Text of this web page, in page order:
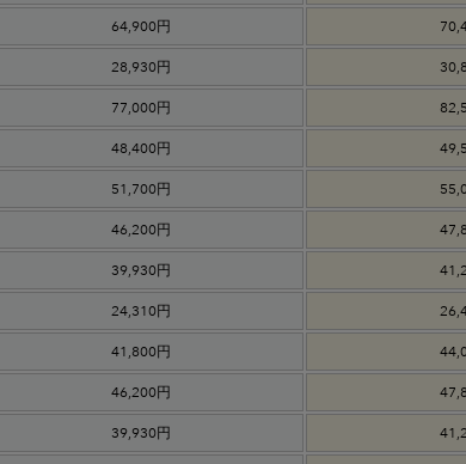
64,900円
28,930円
77,000円
48,400円
51,700円
46,200円
39,930円
24,310円
41,800円
46,200円
39,930円